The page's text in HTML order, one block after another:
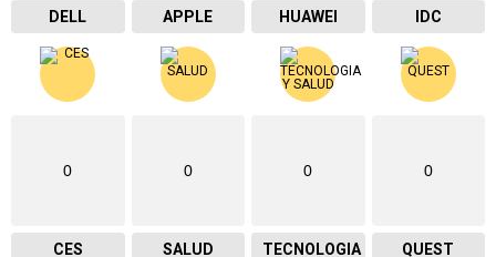
DELL APPLE HUAWEI IDC
0
CES
0
SALUD
0
TECNOLOGIA
0
QUEST